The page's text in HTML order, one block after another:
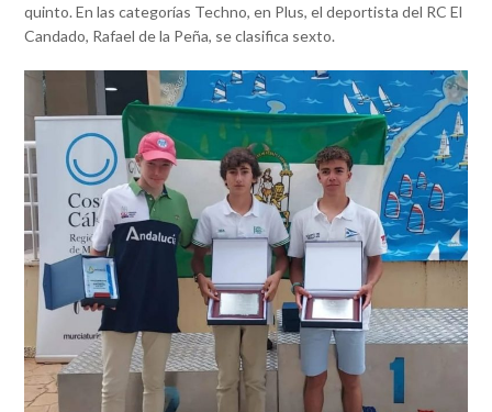
quinto. En las categorías Techno, en Plus, el deportista del RC El
Candado, Rafael de la Peña, se clasifica sexto.